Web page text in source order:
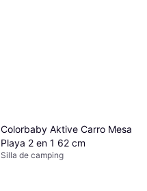
Colorbaby Aktive Carro Mesa
Playa 2 en 1 62 cm
Silla de camping